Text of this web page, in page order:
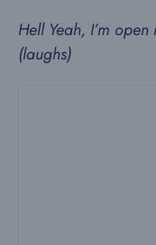
Hell Yeah, I’m
(laughs)